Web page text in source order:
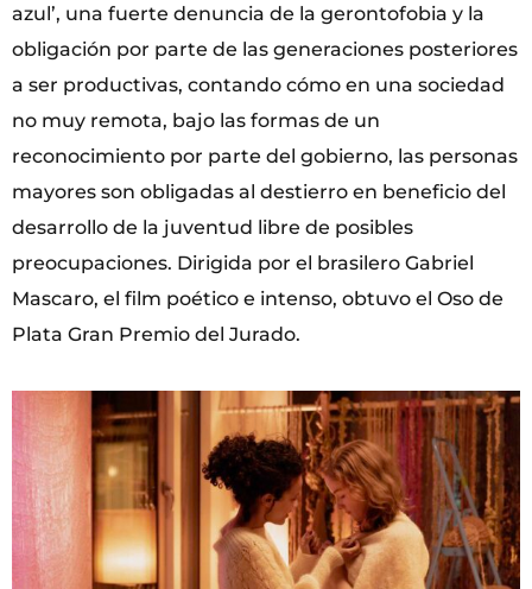
azul’, una fuerte denuncia de la gerontofobia y la
obligación por parte de las generaciones posteriores
a ser productivas, contando cómo en una sociedad
no muy remota, bajo las formas de un
reconocimiento por parte del gobierno, las personas
mayores son obligadas al destierro en beneficio del
desarrollo de la juventud libre de posibles
preocupaciones. Dirigida por el brasilero Gabriel
Mascaro, el film poético e intenso, obtuvo el Oso de
Plata Gran Premio del Jurado.